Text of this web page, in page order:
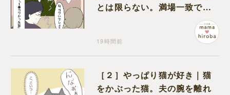
とは限らない。満場一致でコ
ワいと認定された意外な体験
19時間前
［２］やっぱり猫が好き｜猫
をかぶった猫。夫の腕を離れ